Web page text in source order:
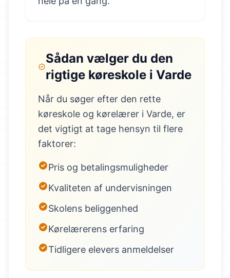
Sådan vælger du den
rigtige køreskole i Varde
Når du søger efter den rette
køreskole og kørelærer i Varde, er
det vigtigt at tage hensyn til flere
faktorer:
Pris og betalingsmuligheder
Kvaliteten af undervisningen
Skolens beliggenhed
Kørelærerens erfaring
Tidligere elevers anmeldelser